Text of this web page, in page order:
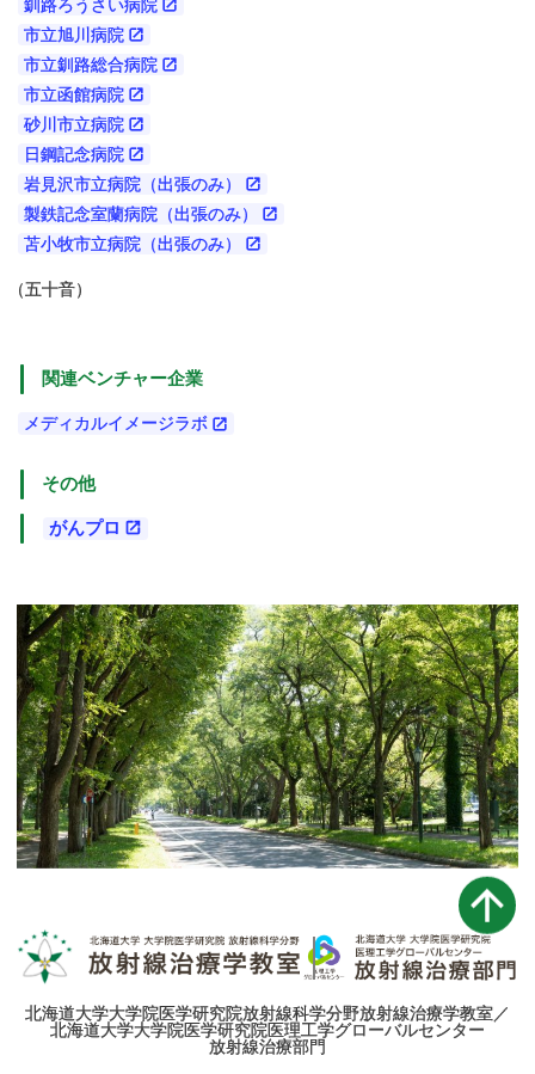
釧路ろうさい病院
市立旭川病院
市立釧路総合病院
市立函館病院
砂川市立病院
日鋼記念病院
岩見沢市立病院（出張のみ）
製鉄記念室蘭病院（出張のみ）
苫小牧市立病院（出張のみ）
（五十音）
関連ベンチャー企業
メディカルイメージラボ
その他
がんプロ
北海道大学大学院医学研究院放射線科学分野放射線治療学教室／
北海道大学大学院医学研究院医理工学グローバルセンター
放射線治療部門